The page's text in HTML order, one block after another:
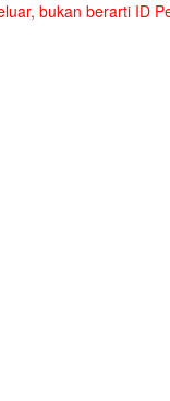
bukan berarti ID